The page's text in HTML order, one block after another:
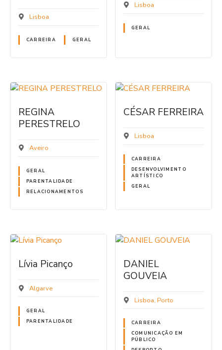
Lisboa
CARREIRA GERAL
Lisboa
GERAL
REGINA
PERESTRELO
Aveiro
GERAL
PARENTALIDADE
RELACIONAMENTOS
CÉSAR FERREIRA
Lisboa
CARREIRA
DESENVOLVIMENTO
ARTÍSTICO
GERAL
Lívia Picanço
Algarve
GERAL
PARENTALIDADE
DANIEL
GOUVEIA
Lisboa Porto
CARREIRA
COMUNICAÇÃO EM
PÚBLICO